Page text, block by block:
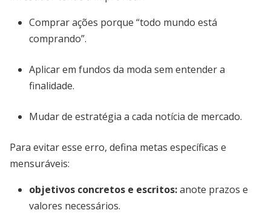
Comprar ações porque “todo mundo está
comprando”.
Aplicar em fundos da moda sem entender a
finalidade.
Mudar de estratégia a cada notícia de mercado.
Para evitar esse erro, defina metas específicas e
mensuráveis:
objetivos concretos e escritos:anote prazos e
valores necessários.